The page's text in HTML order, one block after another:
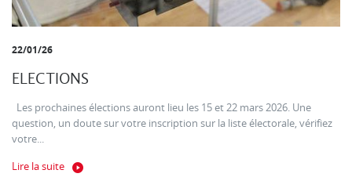
22/01/26
ELECTIONS
Les prochaines élections auront lieu les 15 et 22 mars 2026. Une
question, un doute sur votre inscription sur la liste électorale, vérifiez
votre...
Lire la suite